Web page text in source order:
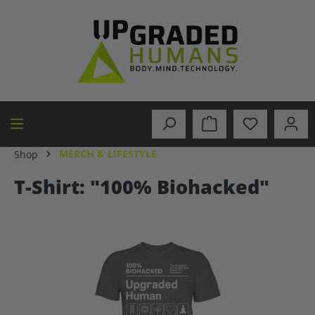
Shop MERCH & LIFESTYLE
T-Shirt: "100% Biohacked"